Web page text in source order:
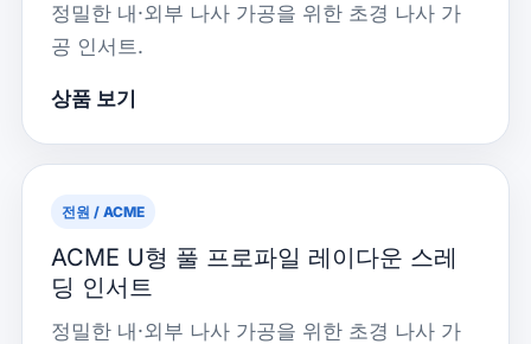
정밀한 내·외부 나사 가공을 위한 초경 나사 가
공 인서트.
상품 보기
전원 / ACME
ACME U형 풀 프로파일 레이다운 스레
딩 인서트
정밀한 내·외부 나사 가공을 위한 초경 나사 가